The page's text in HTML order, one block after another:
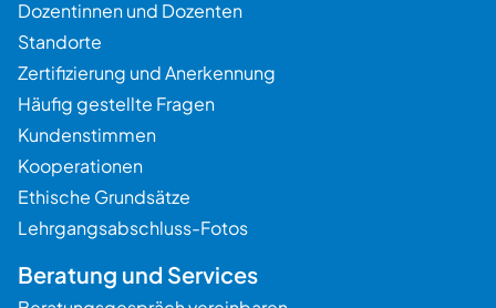
Dozentinnen und Dozenten
Standorte
Zertifizierung und Anerkennung
Häufig gestellte Fragen
Kundenstimmen
Kooperationen
Ethische Grundsätze
Lehrgangsabschluss-Fotos
Beratung und Services